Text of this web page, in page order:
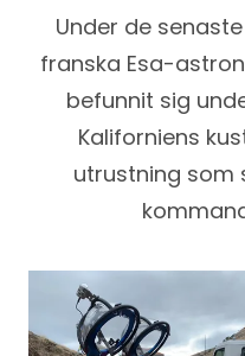
Under de
franska Esa-
befunnit sig
Kaliforniens
utrustning som